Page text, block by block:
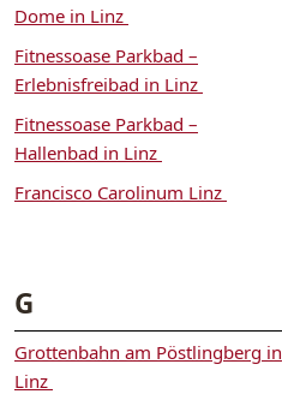
Dome in Linz
Fitnessoase Parkbad –
Erlebnisfreibad in Linz
Fitnessoase Parkbad –
Hallenbad in Linz
Francisco Carolinum Linz
G
Grottenbahn am Pöstlingberg in
Linz